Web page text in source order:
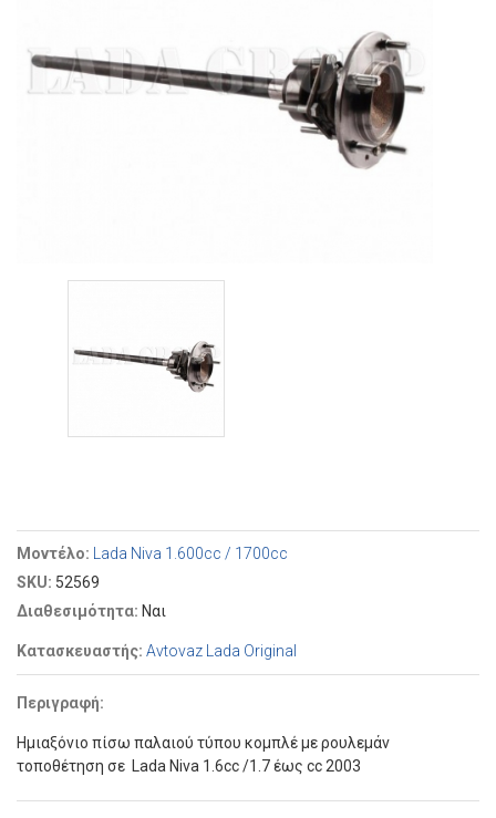
Μοντέλο:
Lada Niva 1.600cc / 1700cc
SKU: 52569
Διαθεσιμότητα: Ναι
Κατασκευαστής: Avtovaz Lada Original
Περιγραφή:
Ημιαξόνιο πίσω παλαιού τύπου κομπλέ με ρουλεμάν
τοποθέτηση σε Lada Niva 1.6cc /1.7 έως cc 2003